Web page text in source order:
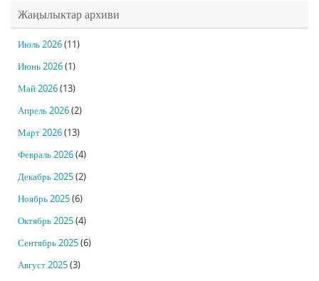
Жаңылыктар архиви
Июль 2026(11)
Июнь 2026(1)
Май 2026(13)
Апрель 2026(2)
Март 2026(13)
Февраль 2026(4)
Декабрь 2025(2)
Ноябрь 2025(6)
Октябрь 2025(4)
Сентябрь 2025(6)
Август 2025(3)